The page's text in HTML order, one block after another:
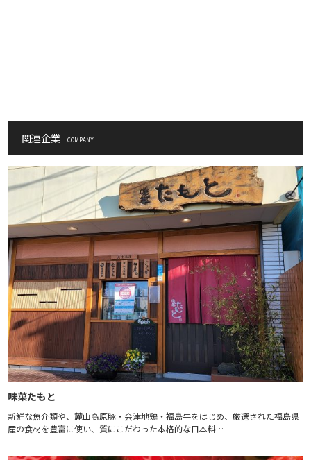
関連企業 COMPANY
味菜たもと
新鮮な魚介類や、麓山高原豚・会津地鶏・福島牛をはじめ、厳選された福島県
産の食材を豊富に使い、質にこだわった本格的な日本料…